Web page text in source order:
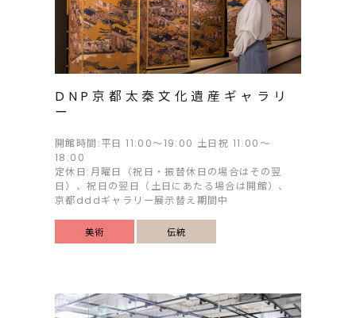
DNP京都太秦文化遺産ギャラリ
ー
開館時間:平日 11:00～19:00 土日祝 11:00～
18:00
定休日:月曜日（祝日・振替休日の場合はその翌
日）、祝日の翌日（土日にあたる場合は開館）、
京都dddギャラリー展示替え期間中
美術 伝統